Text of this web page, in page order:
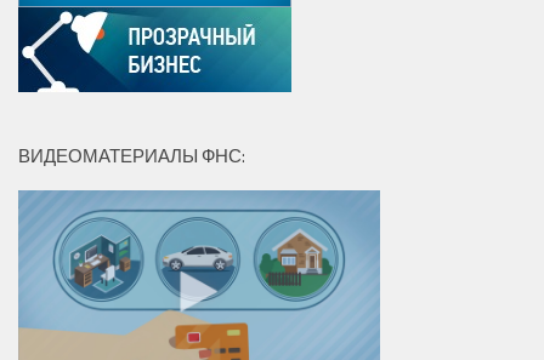
ВИДЕОМАТЕРИАЛЫ ФНС: